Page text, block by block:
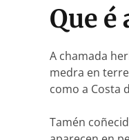
Que é
A chamada
medra en
como a Costa
Tamén